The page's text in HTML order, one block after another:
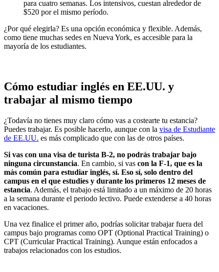
para cuatro semanas. Los intensivos, cuestan alrededor de
$520 por el mismo período.
¿Por qué elegirla? Es una opción económica y flexible. Además,
como tiene muchas sedes en Nueva York, es accesible para la
mayoría de los estudiantes.
Cómo estudiar inglés en EE.UU. y
trabajar al mismo tiempo
¿Todavía no tienes muy claro cómo vas a costearte tu estancia?
Puedes trabajar. Es posible hacerlo, aunque con la visa de Estudiante
de EE.UU. es más complicado que con las de otros países.
Si vas con una visa de turista B-2, no podrás trabajar bajo
ninguna circunstancia. En cambio, si vas con la F-1, que es la
más común para estudiar inglés, sí. Eso sí, solo dentro del
campus en el que estudies y durante los primeros 12 meses de
estancia. Además, el trabajo está limitado a un máximo de 20 horas
a la semana durante el periodo lectivo. Puede extenderse a 40 horas
en vacaciones.
Una vez finalice el primer año, podrías solicitar trabajar fuera del
campus bajo programas como OPT (Optional Practical Training) o
CPT (Curricular Practical Training). Aunque están enfocados a
trabajos relacionados con los estudios.